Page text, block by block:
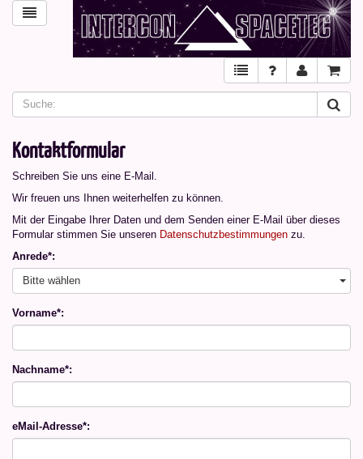
Kontaktformular
Schreiben Sie uns eine E-Mail.
Wir freuen uns Ihnen weiterhelfen zu können.
Mit der Eingabe Ihrer Daten und dem Senden einer E-Mail über dieses
Formular stimmen Sie unseren Datenschutzbestimmungen zu.
Anrede*:
Bitte wählen
Vorname*:
Nachname*:
eMail-Adresse*: